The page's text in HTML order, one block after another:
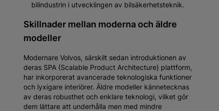
bilindustrin i utvecklingen av bilsäkerhetsteknik.
Skillnader mellan moderna och äldre
modeller
Modernare Volvos, särskilt sedan introduktionen av
deras SPA (Scalable Product Architecture) plattform,
har inkorporerat avancerade teknologiska funktioner
och lyxigare interiörer. Äldre modeller kännetecknas
av deras robusthet och enklare teknologi, vilket gör
dem lättare att underhålla men med mindre